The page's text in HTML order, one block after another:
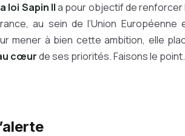
loi Sapin IIa pour objectif de renforcer
au sein de l’Union Européenne
mener à bien cette ambition, elle
cœurde ses priorités. Faisons le point.